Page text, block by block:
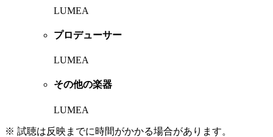
LUMEA
プロデューサー
LUMEA
その他の楽器
LUMEA
※ 試聴は反映までに時間がかかる場合があります。